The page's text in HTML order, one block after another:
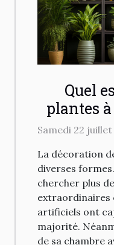
Quel
plantes
Samedi 22
La décoration
diverses
chercher plus
extraordinaires
artificiels ont
majorité.
de sa chambre